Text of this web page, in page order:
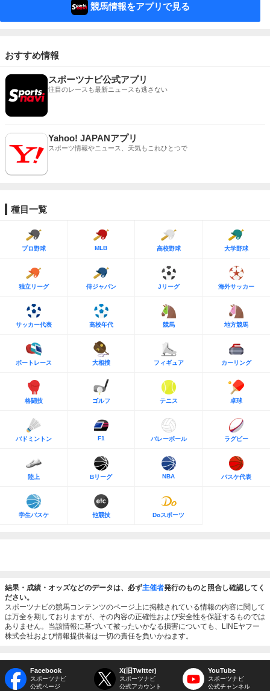
競馬情報をアプリで見る
おすすめ情報
スポーツナビ公式アプリ
注目のレースも最新ニュースも逃さない
Yahoo! JAPANアプリ
スポーツ情報やニュース、天気もこれひとつで
種目一覧
プロ野球 MLB 高校野球 大学野球
独立リーグ 侍ジャパン Jリーグ 海外サッカー
サッカー代表 高校年代 競馬 地方競馬
ボートレース 大相撲 フィギュア カーリング
格闘技 ゴルフ テニス 卓球
バドミントン F1 バレーボール ラグビー
陸上 Bリーグ NBA バスケ代表
学生バスケ 他競技 Doスポーツ
結果・成績・オッズなどのデータは、必ず主催者発行のものと照合し確認してく
ださい。
スポーツナビの競馬コンテンツのページ上に掲載されている情報の内容に関して
は万全を期しておりますが、その内容の正確性および安全性を保証するものでは
ありません。当該情報に基づいて被ったいかなる損害についても、LINEヤフー
株式会社および情報提供者は一切の責任を負いかねます。
Facebook
スポーツナビ
公式ページ
X(旧Twitter)
スポーツナビ
公式アカウント
YouTube
スポーツナビ
公式チャンネル